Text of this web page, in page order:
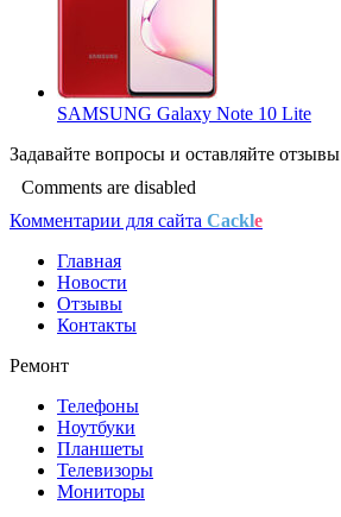
SAMSUNG Galaxy Note 10 Lite
Задавайте вопросы и оставляйте отзывы
Comments are disabled
Комментарии для сайта Cackle
Главная
Новости
Отзывы
Контакты
Ремонт
Телефоны
Ноутбуки
Планшеты
Телевизоры
Мониторы